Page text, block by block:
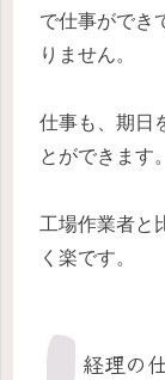
で仕事ができ
りません。
仕事も、期日
とができます。
工場作業者と
く楽です。
経理の